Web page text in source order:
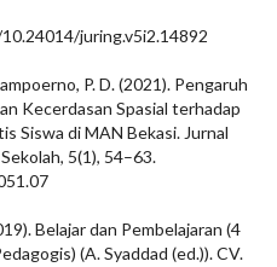
juring.v5i2.14892
P. D. (2021). Pengaruh
Kecerdasan Spasial terhadap
Siswa di MAN Bekasi. Jurnal
5(1), 54–63.
Belajar dan Pembelajaran (4
(A. Syaddad (ed.)). CV.